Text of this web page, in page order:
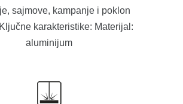
sajmove, kampanje i poklon
karakteristike: Materijal:
aluminijum